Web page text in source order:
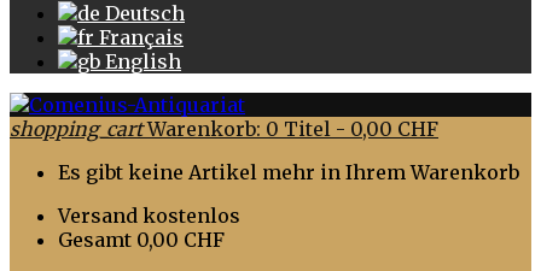
Deutsch
Français
English
shopping_cart Warenkorb: 0 Titel - 0,00 CHF
Es gibt keine Artikel mehr in Ihrem Warenkorb
Versand kostenlos
Gesamt 0,00 CHF